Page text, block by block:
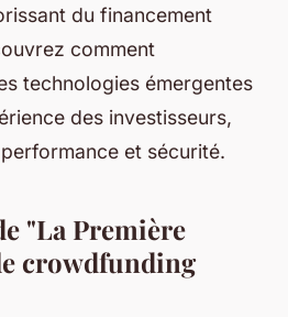
du financement
comment
technologies émergentes
des investisseurs,
et sécurité.
"La Première
crowdfunding